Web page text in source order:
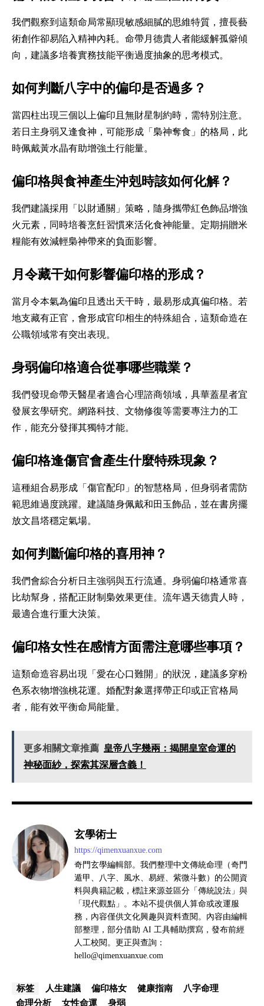
我們觀察到這類命局常顯現敏感細膩的思維特質，擅長藝
術創作卻易陷入精神內耗。命帶月德貴人者能緩解孤僻傾
向，建議多培養實務技能平衡過度抽象的思考模式。
如何判斷八字中的偏印是否過多？
當四柱出現三個以上偏印且無財星制約時，需特別注意。
若日主身弱又逢食神，可能形成「梟神奪食」的格局，此
時佩戴黃水晶有助增強土行能量。
偏印格與食神產生沖剋時該如何化解？
我們建議採用「以財通關」策略，隨身攜帶紅色飾品增強
火元素，同時培養烹飪習慣來活化食神能量。定期捐贈米
糧能有效減輕梟神帶來的負面影響。
月令藏干如何影響偏印格的形成？
當月令本氣為偏印且透出天干時，最易形成真偏印格。若
地支藏有正官，會形成官印相生的特殊組合，這類命造在
公職領域常有突出表現。
身弱偏印格適合從事哪些職業？
我們發現命帶天醫星者適合心理諮商領域，具華蓋星者宜
發展玄學研究。網路科技、文物修復等需要專注力的工
作，能充分發揮其獨特才能。
偏印格逢傷官會產生什麼特殊現象？
這種組合易形成「傷官配印」的智慧格局，但身弱者需防
範思維過度跳躍。建議隨身佩戴和田玉飾品，並在書房擺
放文昌塔穩定氣場。
如何判斷偏印格的喜用神？
我們會綜合分析日主強弱與五行流通。身弱偏印格通常喜
比劫幫身，搭配正財制梟效果更佳。流年遇天德貴人時，
最適合進行重大決策。
偏印格女性在感情方面需注意哪些事項？
這類命造容易出現「愛在心口難開」的狀況，建議多穿粉
色系衣物增強桃花運。婚配對象選擇帶正印或正官格局
者，能有效平衡命局能量。
更多相關文章推薦 皇帝八字幾兩：揭開皇室命運的
神秘面紗，探索其深層含義！
玄學術士
https://qimenxuanxue.com
奇門玄學編輯部。我們整理中文傳統命理（奇門
遁甲、八字、風水、易經、紫微斗數）的公開資
料與典籍記載，標註來源並區分「傳統說法」與
「現代觀點」。本站不提供個人算命或改運服
務，內容僅供文化興趣與資料查閱。內容由編輯
部整理，部分借助 AI 工具輔助撰寫，發布前經
人工校閱。更正與查詢：
hello@qimenxuanxue.com
标签 人生建議 偏印格女 健康指南
八字命理
命理分析
女性命運 身弱